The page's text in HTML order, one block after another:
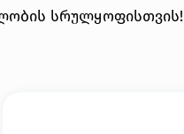
სრულყოფისთვის!